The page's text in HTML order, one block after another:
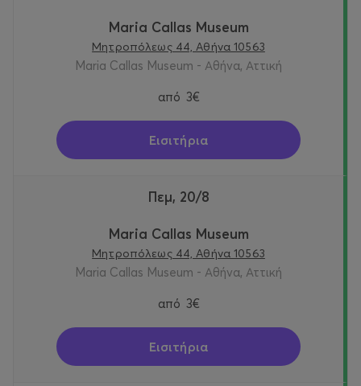
Maria Callas Museum
Μητροπόλεως 44, Αθήνα 10563
Maria Callas Museum - Αθήνα, Αττική
από 3€
Εισιτήρια
Πεμ, 20/8
Maria Callas Museum
Μητροπόλεως 44, Αθήνα 10563
Maria Callas Museum - Αθήνα, Αττική
από 3€
Εισιτήρια